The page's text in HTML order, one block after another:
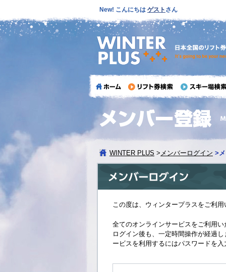
New! こんにちは ゲスト さん
WINTER PLUS > メンバーログイン >
この度は、ウィンタープラスをご利
全てのオンラインサービスをご利用
ログイン後も、一定時間操作が経過
ービスを利用するにはパスワードを